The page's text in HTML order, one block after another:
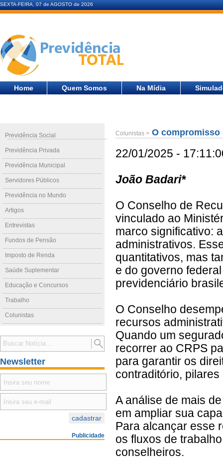
SEXTA-FEIRA, 07 de AGOSTO de 2026
Home Quem Somos Na Mídia
Previdência Social
Previdência Privada
Previdência Municipal
Servidores Públicos
Previdência no Mundo
Artigos
Entrevistas
Fundos de Pensão
Imposto de Renda
Saúde Suplementar
Educação e Concursos
Trabalho
Colunistas
Newsletter
Publicidade
Colunistas > O compromisso
22/01/2025 -
João Badari*
O Conselho de
vinculado ao
marco significativo:
administrativos.
quantitativos, mas
e do governo
previdenciário
O Conselho
recursos
Quando um
recorrer ao CRPS
para garantir os
contraditório,
A análise de mais
em ampliar sua
Para alcançar esse
os fluxos de
conselheiros.